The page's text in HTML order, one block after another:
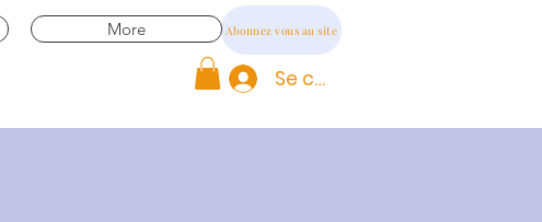
More Abonnez vous au site
Se connecter